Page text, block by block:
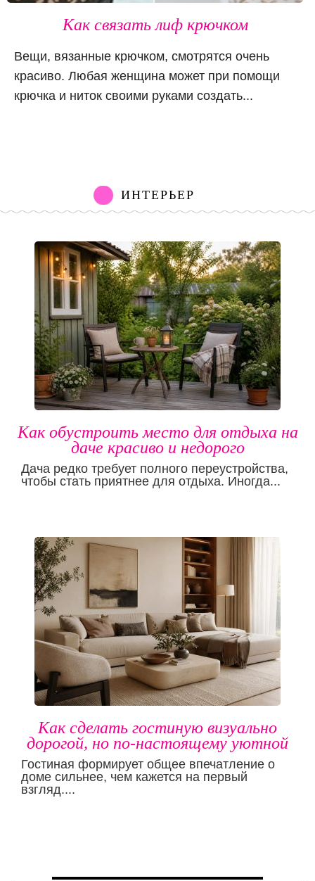
Как связать лиф крючком
Вещи, вязанные крючком, смотрятся очень
красиво. Любая женщина может при помощи
крючка и ниток своими руками создать...
ИНТЕРЬЕР
Как обустроить место для отдыха на
даче красиво и недорого
Дача редко требует полного переустройства,
чтобы стать приятнее для отдыха. Иногда...
Как сделать гостиную визуально
дорогой, но по-настоящему уютной
Гостиная формирует общее впечатление о
доме сильнее, чем кажется на первый
взгляд....